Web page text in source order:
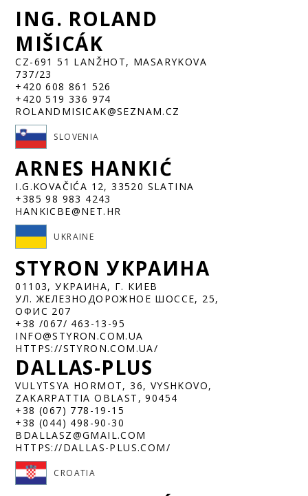
ING. ROLAND
MIŠICÁK
CZ-691 51 LANŽHOT, MASARYKOVA
737/23
+420 608 861 526
+420 519 336 974
ROLANDMISICAK@SEZNAM.CZ
SLOVENIA
ARNES HANKIĆ
I.G.KOVAČIĆA 12, 33520 SLATINA
+385 98 983 4243
HANKICBE@NET.HR
UKRAINE
STYRON УКРАИНА
01103, УКРАИНА, Г. КИЕВ
УЛ. ЖЕЛЕЗНОДОРОЖНОЕ ШОССЕ, 25,
ОФИС 207
+38 /067/ 463-13-95
INFO@STYRON.COM.UA
HTTPS://STYRON.COM.UA/
DALLAS-PLUS
VULYTSYA HORMOT, 36, VYSHKOVO,
ZAKARPATTIA OBLAST, 90454
+38 (067) 778-19-15
+38 (044) 498-90-30
BDALLASZ@GMAIL.COM
HTTPS://DALLAS-PLUS.COM/
CROATIA